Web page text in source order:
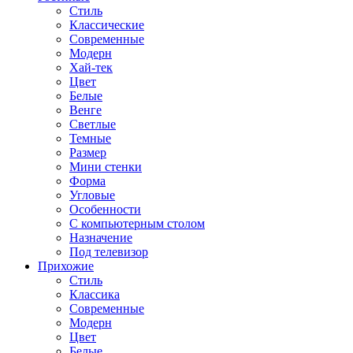
Стиль
Классические
Современные
Модерн
Хай-тек
Цвет
Белые
Венге
Светлые
Темные
Размер
Мини стенки
Форма
Угловые
Особенности
С компьютерным столом
Назначение
Под телевизор
Прихожие
Стиль
Классика
Современные
Модерн
Цвет